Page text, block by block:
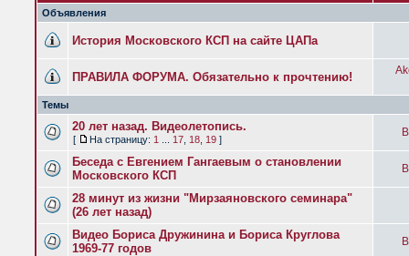
Объявления
История Московского КСП на сайте ЦАПа
ПРАВИЛА ФОРУМА. Обязательно к прочтению!
Темы
20 лет назад. Видеолетопись.
[ На страницу: 1 17 18 19 ]
Беседа с Евгением Гангаевым о становлении
Московского КСП
28 минут из жизни "Мирзаяновского семинара"
(26 лет назад)
Видео Бориса Дружинина и Бориса Круглова
1969-77 годов